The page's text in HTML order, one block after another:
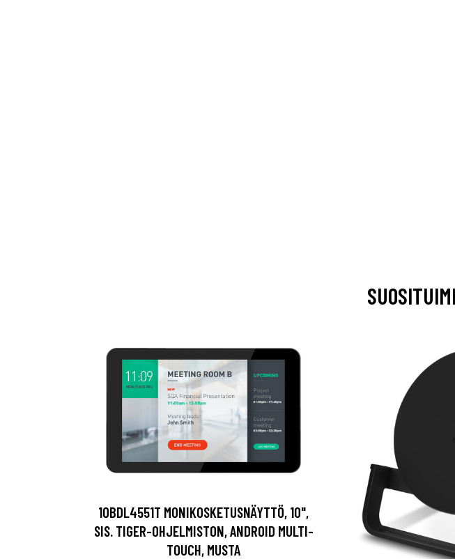
10BDL4551T MONIKOSKETUSNÄYTTÖ, 10",
SIS. TIGER-OHJELMISTON, ANDROID MULTI-
TOUCH, MUSTA